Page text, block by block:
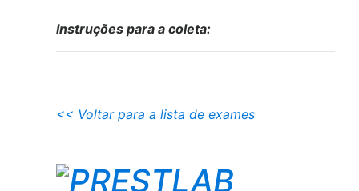
Instruções para a coleta:
<< Voltar para a lista de exames